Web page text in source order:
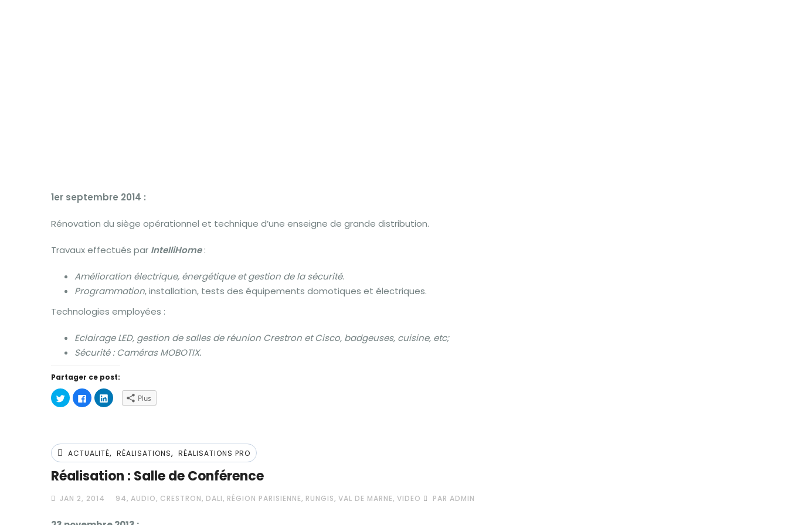
1er septembre 2014 :
Rénovation du siège opérationnel et technique d’une enseigne de grande distribution.
Travaux effectués par IntelliHome:
Amélioration électrique, énergétique et gestion de la sécurité.
Programmation, installation, tests des équipements domotiques et électriques.
Technologies employées :
Eclairage LED, gestion de salles de réunion Crestron et Cisco, badgeuses, cuisine, etc;
Sécurité : Caméras MOBOTIX.
Partager ce post:
Cliquez
pour
partager
nouvelle
fenêtre)
Cliquez
pour
partager
nouvelle
fenêtre)
Cliquez
pour
nouvelle
fenêtre)
Plus
ACTUALITÉ, RÉALISATIONS, RÉALISATIONS PRO
Réalisation : Salle de Conférence
JAN 2, 2014 94, AUDIO, CRESTRON, DALI, RÉGION PARISIENNE, RUNGIS, VAL DE MARNE, VIDEO PAR ADMIN